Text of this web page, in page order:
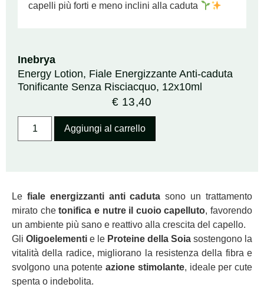
capelli più forti e meno inclini alla caduta
Inebrya
Energy Lotion, Fiale Energizzante Anti-caduta
Tonificante Senza Risciacquo, 12x10ml
€ 13,40
Aggiungi al carrello
Le fiale energizzanti anti caduta sono un trattamento
mirato chetonifica e nutre il cuoio capelluto, favorendo
un ambiente più sano e reattivo alla crescita del capello.
Gli Oligoelementi e le Proteine della Soia sostengono la
vitalità della radice, migliorano la resistenza della fibra e
svolgono una potenteazione stimolante, ideale per cute
spenta o indebolita.